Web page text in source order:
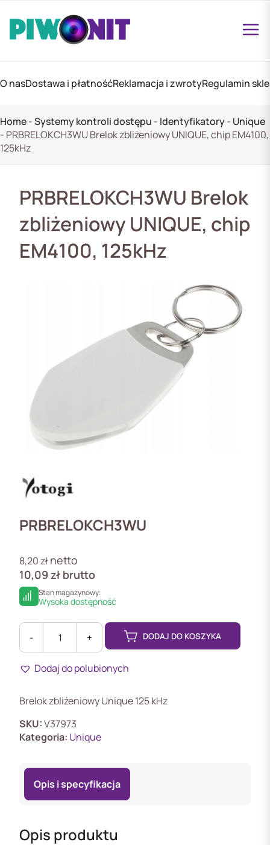
O nasDostawa i płatnośćReklamacja i zwrotyRegulamin
Home-Systemy kontroli dostępu - Identyfikatory- Unique
- PRBRELOKCH3WU Brelok zbliżeniowy UNIQUE, chip EM4100,
125kHz
PRBRELOKCH3WU Brelok
zbliżeniowy UNIQUE, chip
EM4100, 125kHz
PRBRELOKCH3WU
8,20złnetto
10,09 zł brutto
Stan magazynowy:
Wysoka dostępność
-
ilość
PRBRELOKCH3WU
Brelok
UNIQUE,
chip
EM4100,
125kHz
+ DODAJ DO KOSZYKA
Dodaj do polubionych
Brelok zbliżeniowy Unique 125 kHz
SKU:V37973
Kategoria: Unique
Opis i specyfikacja
Opis produktu